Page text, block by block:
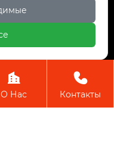

О Нас

Контакты
нам сообщение